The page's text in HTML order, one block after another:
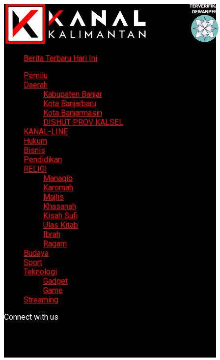
Berita Terbaru Hari Ini
Pemilu
Daerah
Kabupaten Banjar
Kota Banjarbaru
Kota Banjarmasin
DISHUT PROV KALSEL
KANAL-LINE
Hukum
Bisnis
Pendidikan
RELIGI
Manaqib
Karomah
Majlis
Khasanah
Kisah Sufi
Ulas Kitab
Ibrah
Ragam
Budaya
Sport
Teknologi
Gadget
Game
Streaming
Connect with us